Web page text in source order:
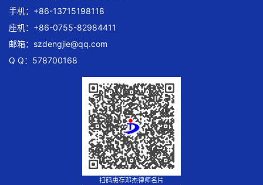
手机：+86-13715198118
座机：+86-0755-82984411
邮箱： szdengjie@qq.com
Q Q：578700168
扫码惠存邓杰律师名片